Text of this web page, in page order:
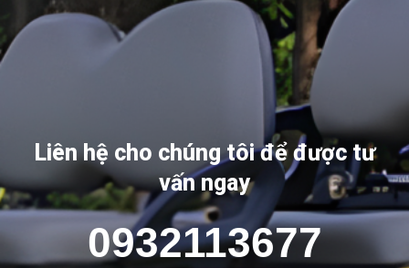
Liên hệ cho chúng tôi để được tư
vấn ngay
0932113677